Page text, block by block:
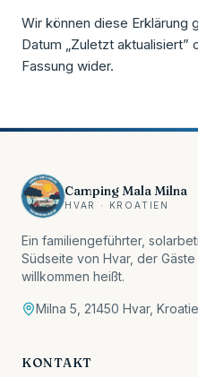
Wir können diese Erklärung
Datum „Zuletzt
Fassung wider.
Camping Mala Milna
HVAR · KROATIEN
Ein familiengeführter,
Südseite von Hvar, der
willkommen heißt.
Milna 5, 21450 Hvar,
KONTAKT